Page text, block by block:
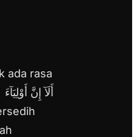
ada rasa